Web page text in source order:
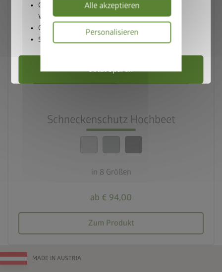
Alle akzeptieren
Personalisieren
Schneckenschutz Hochbeet
in 8 Größen
ab € 94,00
Zum Produkt
MADE IN AUSTRIA
Gerätehaus und BikeLift gemeinsam in den
Warenkorb legen
GutscheincodeBIKELIFT50einlösen
50% Rabatt auf den BikeLift erhalten
Jetzt sparen